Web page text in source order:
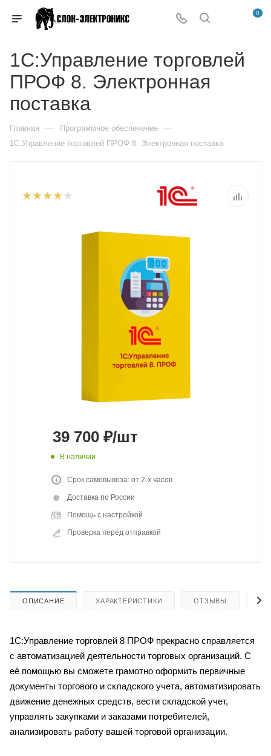
0
1С:Управление торговлей
ПРОФ 8. Электронная
поставка
Главная — Программное обеспечение —
1С:Управление торговлей ПРОФ 8. Электронная поставка
39 700 ₽/шт
В наличии
Срок самовывоза: от 2-х часов
Доставка по России
Помощь с настройкой
Проверка перед отправкой
ОПИСАНИЕ ХАРАКТЕРИСТИКИ ОТЗЫВЫ
1С:Управление торговлей 8 ПРОФ прекрасно справляется
с автоматизацией деятельности торговых организаций. С
её помощью вы сможете грамотно оформить первичные
документы торгового и складского учета, автоматизировать
движение денежных средств, вести складской учет,
управлять закупками и заказами потребителей,
анализировать работу вашей торговой организации.